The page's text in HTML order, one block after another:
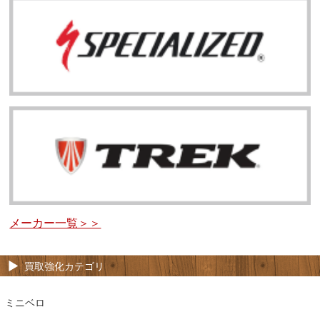
メーカー一覧＞＞
買取強化カテゴリ
ミニベロ